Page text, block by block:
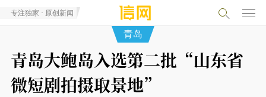
专注独家 · 原创新闻
青岛
青岛大鲍岛入选第二批“山东省
微短剧拍摄取景地”